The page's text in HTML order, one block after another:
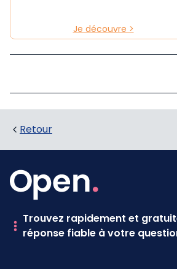
Je découvre >
Retour
Trouvez rapidement et
réponse fiable à votre